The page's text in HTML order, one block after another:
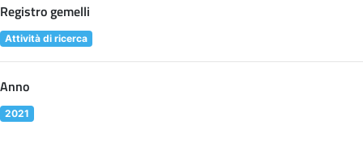
Registro gemelli
Attività di ricerca
Anno
2021